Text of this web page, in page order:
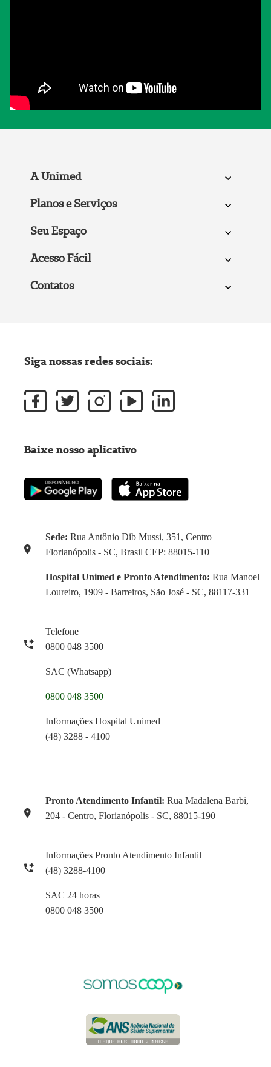
A Unimed
Planos e Serviços
Seu Espaço
Acesso Fácil
Contatos
Sede: Rua Antônio Dib Mussi, 351, Centro
Florianópolis - SC, Brasil CEP: 88015-110
Hospital Unimed e Pronto Atendimento: Rua Manoel
Loureiro, 1909 - Barreiros, São José - SC, 88117-331
Telefone
0800 048 3500
SAC (Whatsapp)
0800 048 3500
Informações Hospital Unimed
(48) 3288 - 4100
Pronto Atendimento Infantil: Rua Madalena Barbi,
204 - Centro, Florianópolis - SC, 88015-190
Informações Pronto Atendimento Infantil
(48) 3288-4100
SAC 24 horas
0800 048 3500
Siga nossas redes sociais:
Baixe nosso aplicativo